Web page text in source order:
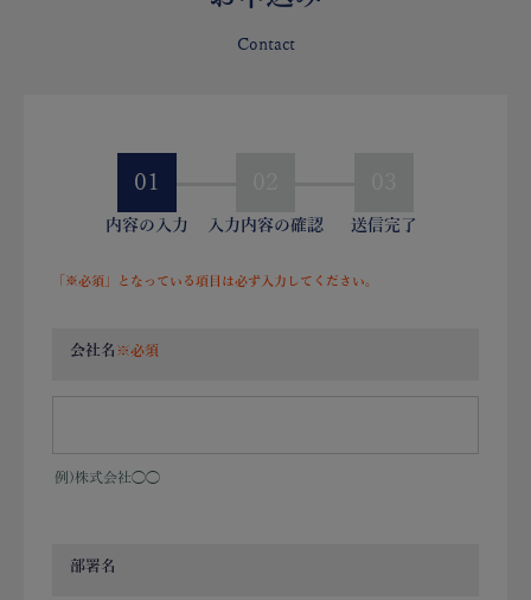
Contact
01
内容の入力 入力内容の確認 送信完了
会社名
例)株式会社◯◯
部署名